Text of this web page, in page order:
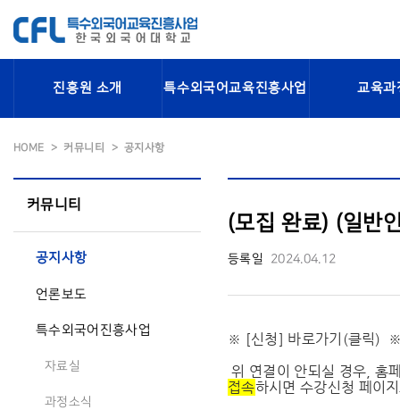
진흥원 소개 특수외국어교육진흥사업 교육과
HOME 커뮤니티 공지사항
커뮤니티
공지사항
언론보도
특수외국어진흥사업
자료실
과정소식
(모집 완료) (일반
등록일 2024.04.12
※ [신청] 바로가기(클릭)
위 연결이 안되실 경우, 홈
접속하시면 수강신청 페이